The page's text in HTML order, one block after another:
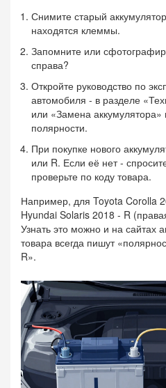
Снимите старый
находятся клеммы.
Запомните или
справа?
Откройте руководство по
автомобиля - в разделе
или «Замена аккумулятора»
полярности.
При покупке нового
или R. Если её нет -
проверьте по коду товара.
Например, для Toyota Corolla
Hyundai Solaris 2018 - R
Узнать это можно и на сайтах
товара всегда пишут
R».